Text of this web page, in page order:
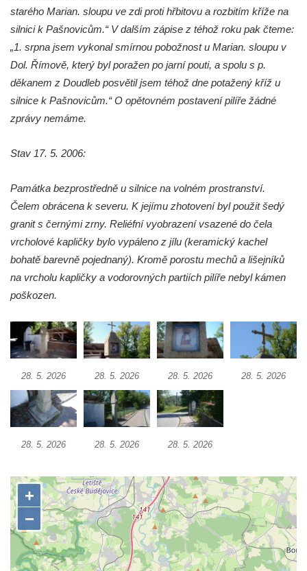
Labem
Kříž v centru Liběšic
Kříž na návsi v Chouči
Kříž na návsi v Lužici
Kříž na návsi v Dobrčicích
Kříž u polní cesty severozápadně od Kozel
Centrální kříž hřbitova v Kozlech
Kříž východně od Oparna u cesty na Lovoš
Pamětní kříž na Lovoši
Kříž na rozcestí u domu čp. 49 ve Svojkově
Kříž jižně od Prysku
Boží muka svatého Floriána v Mezné
Kříž u kostela Zvěstování Panny Marie v
Duchcově
Údajný kříž před kostelem svatých Petra a
Kříž na návsi v Jeníkově
Kříž na křižovatce v Teplické ulici v Lahošti
Kříž U Pěti lip na pastvině severovýchodně
od Mikulášovic
Kříž na rozcestí u domu čp. 123 v
starého Marian. sloupu ve zdi proti hřbitovu a rozbitím kříže na
silnici k Pašnovicům.“ V dalším zápise z téhož roku pak čteme:
„1. srpna jsem vykonal smírnou pobožnost u Marian. sloupu v
Dol. Římově, který byl poražen po jarní pouti, a spolu s p.
děkanem z Doudleb posvětil jsem téhož dne potažený kříž u
silnice k Pašnovicům.“ O opětovném postavení pilíře žádné
zprávy nemáme.
Stav 17. 5. 2006:
Památka bezprostředně u silnice na volném prostranství.
Čelem obrácena k severu. K jejímu zhotovení byl použit šedý
granit s černými zrny. Reliéfní vyobrazení vsazené do čela
vrcholové kapličky bylo vypáleno z jílu (keramický kachel
bohatě barevně pojednaný). Kromě porostu mechů a lišejníků
na vrcholu kapličky a vodorovných partiích pilíře nebyl kámen
poškozen.
28. 5. 2026 28. 5. 2026 28. 5. 2026 28. 5. 2026
28. 5. 2026 28. 5. 2026 28. 5. 2026